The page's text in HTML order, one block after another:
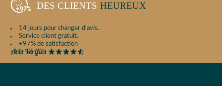
DES CLIENTS HEUREUX
14 jours pour changer d'avis.
Service client gratuit.
+97% de satisfaction